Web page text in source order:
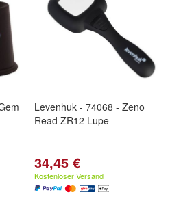
Levenhuk - 74068 - Zeno
Read ZR12 Lupe
34,45 €
Kostenloser Versand